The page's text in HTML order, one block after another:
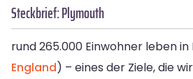
Steckbrief: Plymouth
rund 265.000 Einwohner leben
England) – eines der Ziele, die